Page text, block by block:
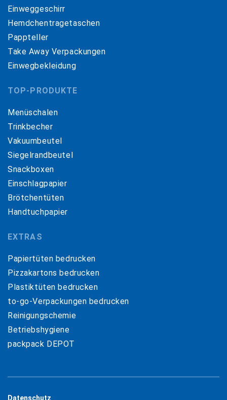
Einweggeschirr
Hemdchentragetaschen
Pappteller
Take Away Verpackungen
Einwegbekleidung
TOP-PRODUKTE
Menüschalen
Trinkbecher
Vakuumbeutel
Siegelrandbeutel
Snackboxen
Einschlagpapier
Brötchentüten
Handtuchpapier
EXTRAS
Papiertüten bedrucken
Pizzakartons bedrucken
Plastiktüten bedrucken
to-go-Verpackungen bedrucken
Reinigungschemie
Betriebshygiene
packpack DEPOT
Datenschutz